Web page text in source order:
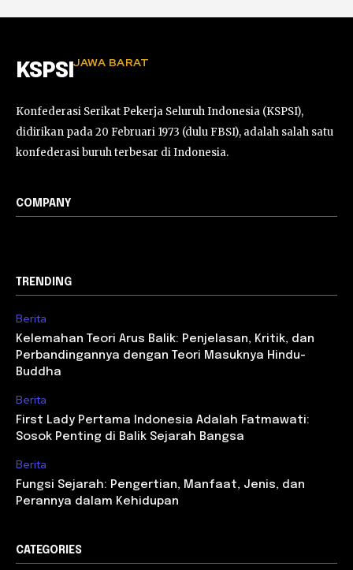
KSPSI JAWA BARAT
Konfederasi Serikat Pekerja Seluruh Indonesia (KSPSI),
didirikan pada 20 Februari 1973 (dulu FBSI), adalah salah satu
konfederasi buruh terbesar di Indonesia.
COMPANY
TRENDING
Berita
Kelemahan Teori Arus Balik: Penjelasan, Kritik, dan
Perbandingannya dengan Teori Masuknya Hindu-
Buddha
Berita
First Lady Pertama Indonesia Adalah Fatmawati:
Sosok Penting di Balik Sejarah Bangsa
Berita
Fungsi Sejarah: Pengertian, Manfaat, Jenis, dan
Perannya dalam Kehidupan
CATEGORIES